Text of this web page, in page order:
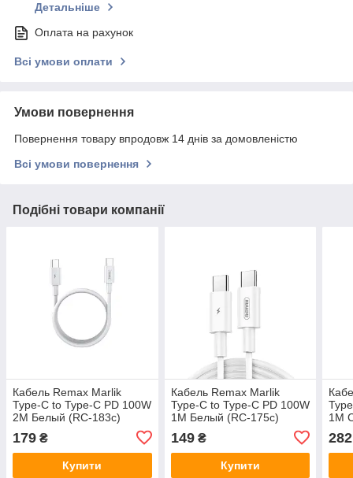
Детальніше
Оплата на рахунок
Всі умови оплати
Умови повернення
Повернення товару впродовж 14 днів за домовленістю
Всі умови повернення
Подібні товари компанії
Кабель Remax Marlik
Type-C to Type-C PD 100W
2M Белый (RC-183c)
179 ₴
Купити
Кабель Remax Marlik
Type-C to Type-C PD 100W
1M Белый (RC-175c)
149₴
Купити
1M
282